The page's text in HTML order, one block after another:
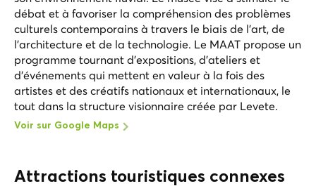
débat et à favoriser la compréhension des problèmes
culturels contemporains à travers le biais de l'art, de
l'architecture et de la technologie. Le MAAT propose un
programme tournant d'expositions, d'ateliers et
d'événements qui mettent en valeur à la fois des
artistes et des créatifs nationaux et internationaux, le
tout dans la structure visionnaire créée par Levete.
Voir sur Google Maps
Attractions touristiques connexes